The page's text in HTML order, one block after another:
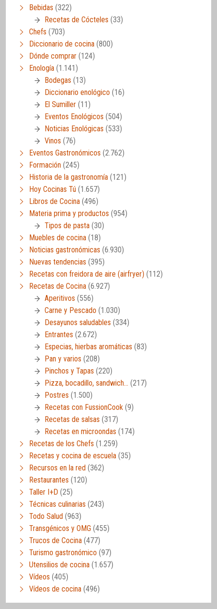
Bebidas (322)
Recetas de Cócteles (33)
Chefs (703)
Diccionario de cocina (800)
Dónde comprar (124)
Enología (1.141)
Bodegas (13)
Diccionario enológico (16)
El Sumiller (11)
Eventos Enológicos (504)
Noticias Enológicas (533)
Vinos (76)
Eventos Gastronómicos (2.762)
Formación (245)
Historia de la gastronomía (121)
Hoy Cocinas Tú (1.657)
Libros de Cocina (496)
Materia prima y productos (954)
Tipos de pasta (30)
Muebles de cocina (18)
Noticias gastronómicas (6.930)
Nuevas tendencias (395)
Recetas con freidora de aire (airfryer) (112)
Recetas de Cocina (6.927)
Aperitivos (556)
Carne y Pescado (1.030)
Desayunos saludables (334)
Entrantes (2.672)
Especias, hierbas aromáticas (83)
Pan y varios (208)
Pinchos y Tapas (220)
Pizza, bocadillo, sandwich… (217)
Postres (1.500)
Recetas con FussionCook (9)
Recetas de salsas (317)
Recetas en microondas (174)
Recetas de los Chefs (1.259)
Recetas y cocina de escuela (35)
Recursos en la red (362)
Restaurantes (120)
Taller I+D (25)
Técnicas culinarias (243)
Todo Salud (963)
Transgénicos y OMG (455)
Trucos de Cocina (477)
Turismo gastronómico (97)
Utensilios de cocina (1.657)
Vídeos (405)
Vídeos de cocina (496)